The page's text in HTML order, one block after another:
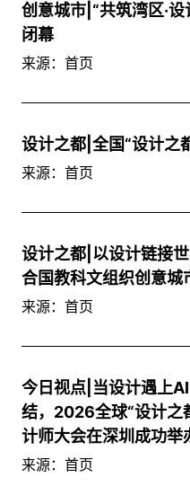
创意城市|“共筑湾区·
闭幕
来源：首页
设计之都|全国“设计之
来源：首页
设计之都|以设计链接
合国教科文组织创意城
来源：首页
今日视点|当设计遇上
结，2026全球“设计之
计师大会在深圳成功举
来源：首页